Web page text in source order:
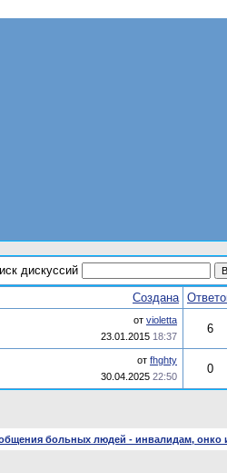
дискуссий
Создана
от violetta
23.01.2015 18:37
6
от fhghty
30.04.2025 22:50
0
больных людей - инвалидам,